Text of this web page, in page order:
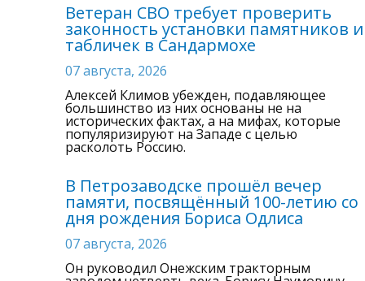
Ветеран СВО требует проверить
законность установки памятников и
табличек в Сандармохе
07 августа, 2026
Алексей Климов убежден, подавляющее
большинство из них основаны не на
исторических фактах, а на мифах, которые
популяризируют на Западе с целью
расколоть Россию.
В Петрозаводске прошёл вечер
памяти, посвящённый 100-летию со
дня рождения Бориса Одлиса
07 августа, 2026
Он руководил Онежским тракторным